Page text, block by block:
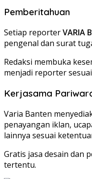
Pemberitahuan
Setiap reporterVARIA
pengenal dan surat
Redaksi membuka
menjadi reporter
Kerjasama
Varia Banten
penayangan iklan,
lainnya sesuai
Gratis jasa desain dan
tertentu.